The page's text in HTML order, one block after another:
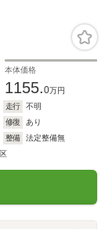
本体価格
1155.0万円
走行
不明
修復
あり
整備
法定整備無